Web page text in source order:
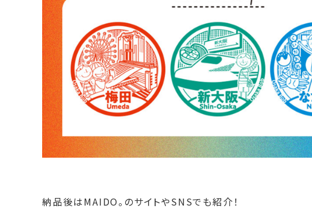
納品後はMAIDO。のサイトやSNSでも紹介！